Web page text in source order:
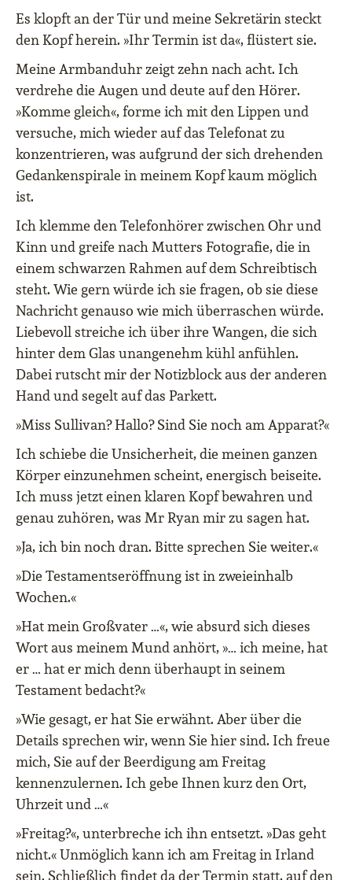
Es klopft an der Tür und meine Sekretärin steckt
den Kopf herein. »Ihr Termin ist da«, flüstert sie.
Meine Armbanduhr zeigt zehn nach acht. Ich
verdrehe die Augen und deute auf den Hörer.
»Komme gleich«, forme ich mit den Lippen und
versuche, mich wieder auf das Telefonat zu
konzentrieren, was aufgrund der sich drehenden
Gedankenspirale in meinem Kopf kaum möglich
ist.
Ich klemme den Telefonhörer zwischen Ohr und
Kinn und greife nach Mutters Fotografie, die in
einem schwarzen Rahmen auf dem Schreibtisch
steht. Wie gern würde ich sie fragen, ob sie diese
Nachricht genauso wie mich überraschen würde.
Liebevoll streiche ich über ihre Wangen, die sich
hinter dem Glas unangenehm kühl anfühlen.
Dabei rutscht mir der Notizblock aus der anderen
Hand und segelt auf das Parkett.
»Miss Sullivan? Hallo? Sind Sie noch am Apparat?«
Ich schiebe die Unsicherheit, die meinen ganzen
Körper einzunehmen scheint, energisch beiseite.
Ich muss jetzt einen klaren Kopf bewahren und
genau zuhören, was Mr Ryan mir zu sagen hat.
»Ja, ich bin noch dran. Bitte sprechen Sie weiter.«
»Die Testamentseröffnung ist in zweieinhalb
Wochen.«
»Hat mein Großvater …«, wie absurd sich dieses
Wort aus meinem Mund anhört, »… ich meine, hat
er … hat er mich denn überhaupt in seinem
Testament bedacht?«
»Wie gesagt, er hat Sie erwähnt. Aber über die
Details sprechen wir, wenn Sie hier sind. Ich freue
mich, Sie auf der Beerdigung am Freitag
kennenzulernen. Ich gebe Ihnen kurz den Ort,
Uhrzeit und …«
»Freitag?«, unterbreche ich ihn entsetzt. »Das geht
nicht.« Unmöglich kann ich am Freitag in Irland
sein. Schließlich findet da der Termin statt, auf den